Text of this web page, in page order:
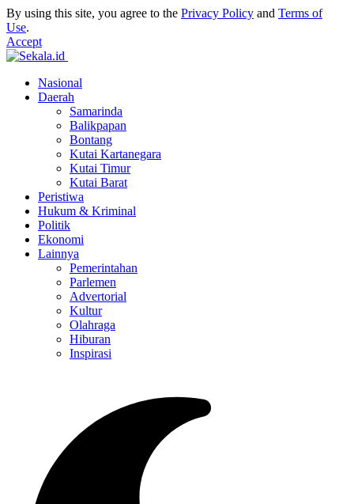
By using this site, you agree to the Privacy Policy and Terms of
Use.
Accept
Nasional
Daerah
Samarinda
Balikpapan
Bontang
Kutai Kartanegara
Kutai Timur
Kutai Barat
Peristiwa
Hukum & Kriminal
Politik
Ekonomi
Lainnya
Pemerintahan
Parlemen
Advertorial
Kultur
Olahraga
Hiburan
Inspirasi